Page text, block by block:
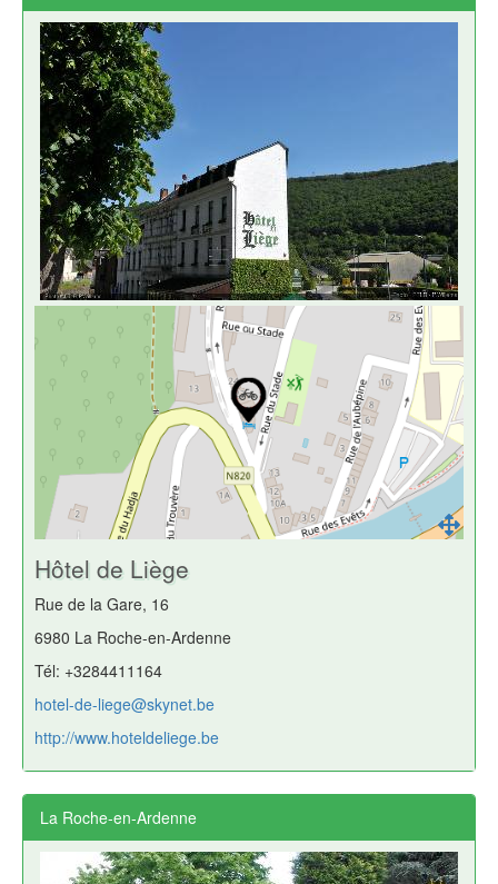
Hôtel de Liège
Rue de la Gare, 16
6980 La Roche-en-Ardenne
Tél: +3284411164
hotel-de-liege@skynet.be
http://www.hoteldeliege.be
La Roche-en-Ardenne